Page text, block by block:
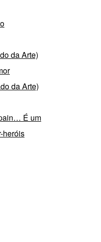
da Arte)
da Arte)
É um
heróis